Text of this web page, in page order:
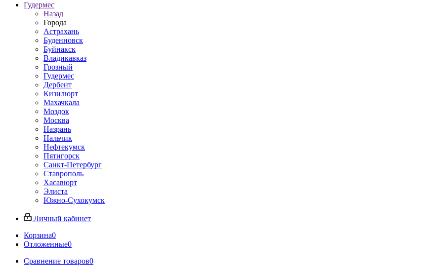
Гудермес
Назад
Города
Астрахань
Буденновск
Буйнакск
Владикавказ
Грозный
Гудермес
Дербент
Кизилюрт
Махачкала
Моздок
Москва
Назрань
Нальчик
Нефтекумск
Пятигорск
Санкт-Петербург
Ставрополь
Хасавюрт
Элиста
Южно-Сухокумск
Личный кабинет
Корзина0
Отложенные0
Сравнение товаров0